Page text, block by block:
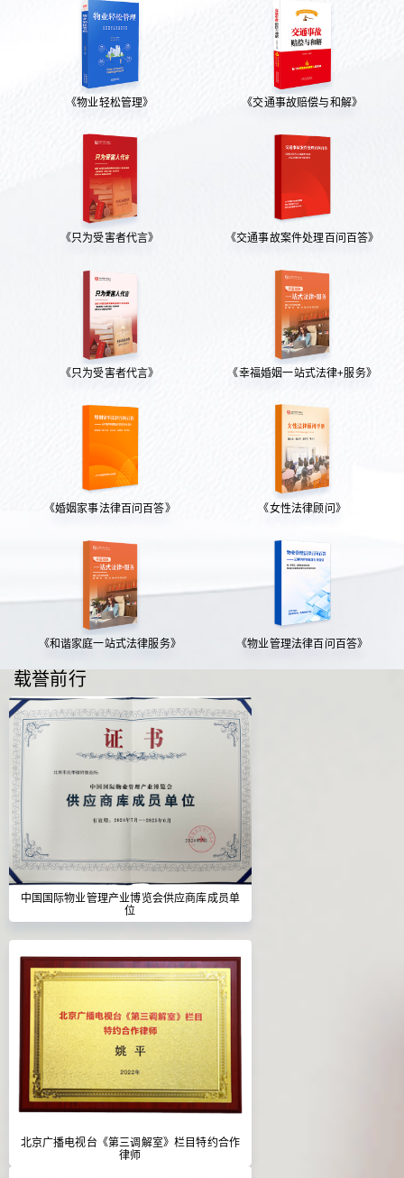
《物业轻松管理》 《交通事故赔偿与和解》
《只为受害者代言》 《交通事故案件处理百问百答》
《只为受害者代言》 《幸福婚姻一站式法律+服务》
《婚姻家事法律百问百答》 《女性法律顾问》
《和谐家庭一站式法律服务》 《物业管理法律百问百答》
载誉前行
中国国际物业管理产业博览会供应商库成员单
位
北京广播电视台《第三调解室》栏目特约合作
律师